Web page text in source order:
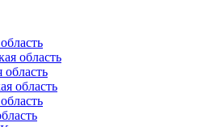
область
область
область